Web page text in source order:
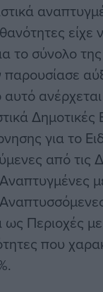
το σύνολο
για το
από τις
ως Περιοχές
που